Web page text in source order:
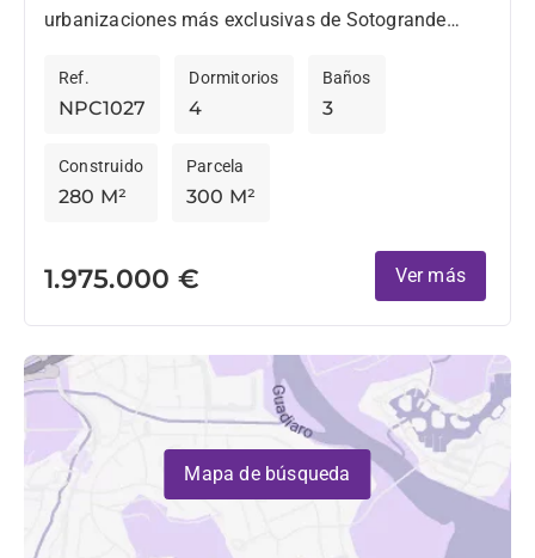
urbanizaciones más exclusivas de Sotogrande
amplios espacios interiores y exteriores...
NPC1027
Ref.
4
Dormitorios
3
Baños
280 M²
Construido
300 M²
Parcela
1.975.000 € Ver más
Mapa de búsqueda